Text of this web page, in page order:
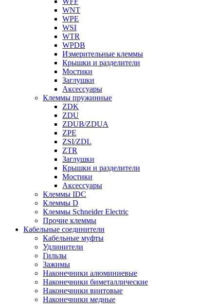
WNT
WPE
WSI
WTR
WPDB
Измерительные клеммы
Крышки и разделители
Мостики
Заглушки
Аксессуары
Клеммы пружинные
ZDK
ZDU
ZDUB/ZDUA
ZPE
ZSI/ZDL
ZTR
Заглушки
Крышки и разделители
Мостики
Аксессуары
Клеммы IDC
Клеммы D
Клеммы Schneider Electric
Прочие клеммы
Кабельные соединители
Кабельные муфты
Удлинители
Гильзы
Зажимы
Наконечники алюминиевые
Наконечники биметаллические
Наконечники винтовые
Наконечники медные